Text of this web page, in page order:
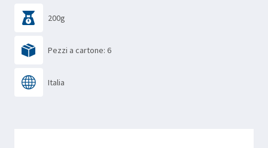
200g
Pezzi a cartone: 6
Italia